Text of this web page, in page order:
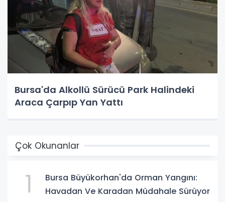
Bursa'da Alkollü Sürücü Park Halindeki
Araca Çarpıp Yan Yattı
Çok Okunanlar
1
Bursa Büyükorhan'da Orman Yangını:
Havadan Ve Karadan Müdahale Sürüyor